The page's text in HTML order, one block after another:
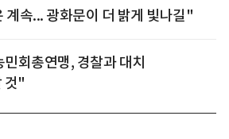
계속... 광화문이 더 밝게 빛나길"
회총연맹, 경찰과 대치
것"